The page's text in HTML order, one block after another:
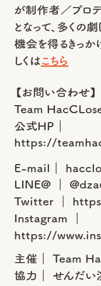
が制作者／プロ
となって、多くの
機会を得るきっか
しくは こちら
【お問い合わせ】
Team
公式HP｜
https://
E-mail｜
LINE@ ｜
Twitter ｜
Instagram ｜
https://
主催｜ Team
協力｜ せんだ